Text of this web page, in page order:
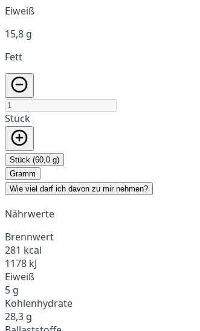
Eiweiß
15,8 g
Fett
Stück
Stück (60,0 g)
Gramm
Wie viel darf ich davon zu mir nehmen?
Nährwerte
Brennwert
281 kcal
1178 kJ
Eiweiß
5 g
Kohlenhydrate
28,3 g